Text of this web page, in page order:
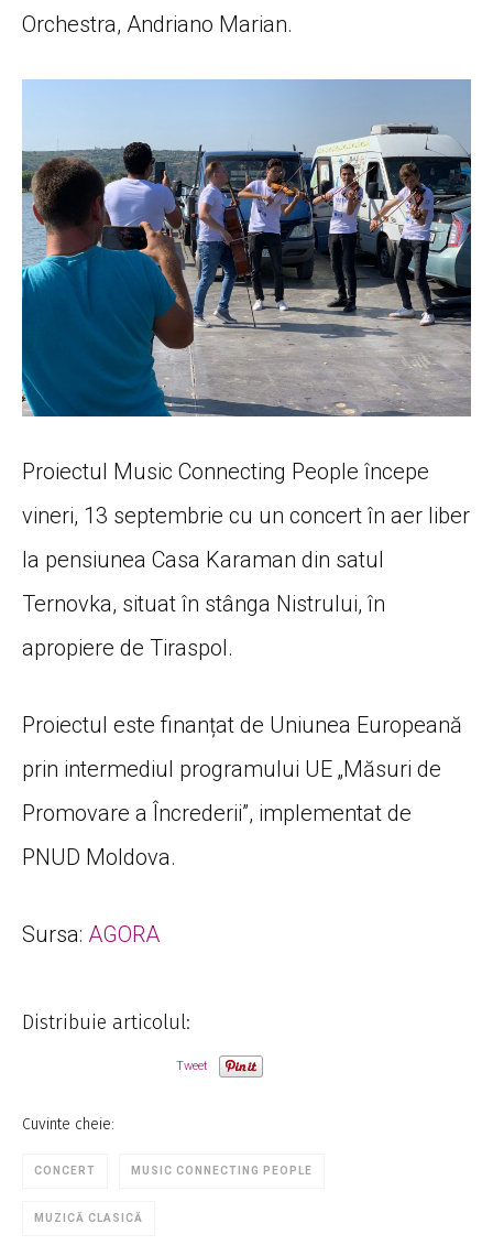
Orchestra, Andriano Marian.
Proiectul Music Connecting People începe
vineri, 13 septembrie cu un concert în aer liber
la pensiunea Casa Karaman din satul
Ternovka, situat în stânga Nistrului, în
apropiere de Tiraspol.
Proiectul este finanțat de Uniunea Europeană
prin intermediul programului UE „Măsuri de
Promovare a Încrederii”, implementat de
PNUD Moldova.
Sursa: AGORA
Distribuie articolul:
Tweet
Cuvinte cheie:
CONCERT MUSIC CONNECTING PEOPLE
MUZICĂ CLASICĂ